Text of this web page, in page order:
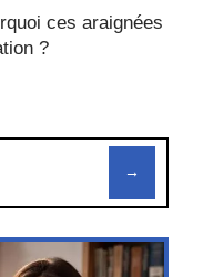
ces araignées
?